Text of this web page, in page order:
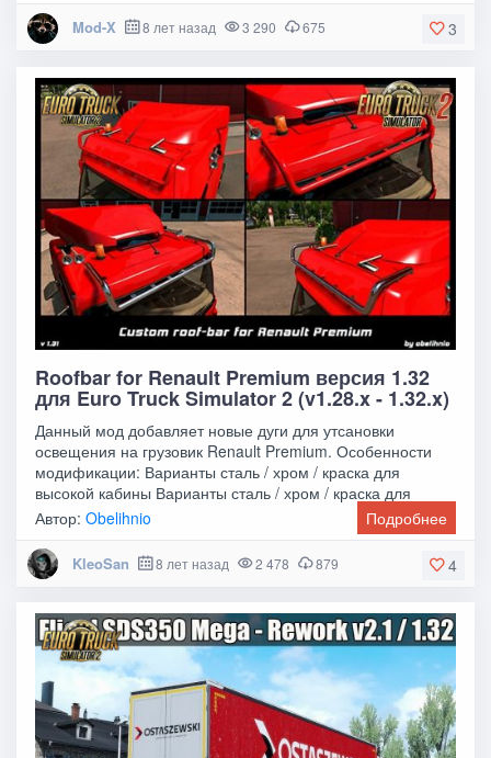
3
Mod-X 8 лет назад 3 290 675
Roofbar for Renault Premium версия 1.32
для Euro Truck Simulator 2 (v1.28.x - 1.32.x)
Данный мод добавляет новые дуги для утсановки
освещения на грузовик Renault Premium. Особенности
модификации: Варианты сталь / хром / краска для
высокой кабины Варианты сталь / хром / краска для
Автор:Obelihnio Подробнее
4
KleoSan 8 лет назад 2 478 879